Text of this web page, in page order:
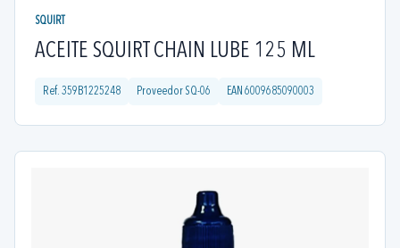
SQUIRT
ACEITE SQUIRT CHAIN LUBE 125 ML
Ref. 359B1225248 Proveedor SQ-06 EAN 6009685090003